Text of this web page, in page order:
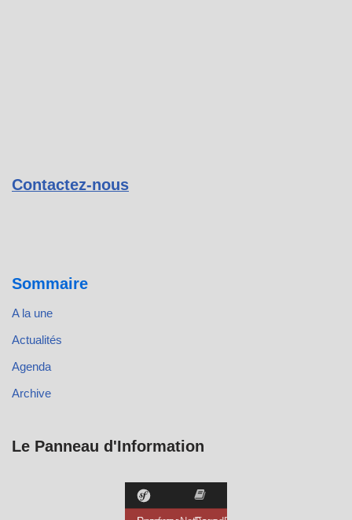
Contactez-nous
Sommaire
A la une
Actualités
Agenda
Archive
Le Panneau d'Information